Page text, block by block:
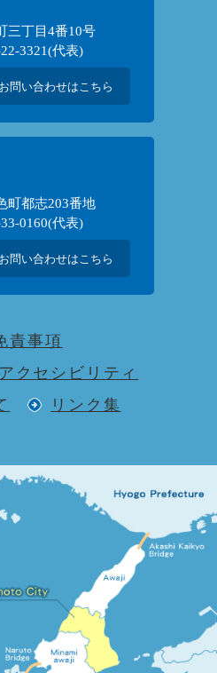
三丁目4番10号
3321(代表)
問い合わせはこちら
町都志203番地
0160(代表)
問い合わせはこちら
責事項
アクセシビリティ
リンク集